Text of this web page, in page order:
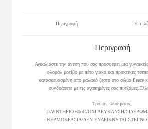
Περιγραφή
Περιγραφή
Αγκαλιάστε την άνεση που σας προσφέρει μια
φλοράλ μοτίβο με πέτο γιακά και πρακτικές
κατασκευασμένη από μαλακό ζεστό στο σώμα fleece
συνδυάσετε με τις αγαπημένες σας
Τρόποι πλυσίματος:
ΠΛΥΝΤΗΡΙΟ 60οC/ΟΧΙ ΛΕΥΚΑΝΣΗ/
ΘΕΡΜΟΚΡΑΣΙΑ/ΔΕΝ ΕΝΔΕΙΚΝΥΤΑΙ